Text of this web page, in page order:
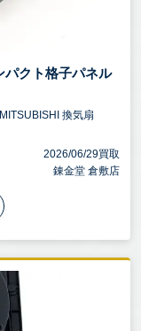
パクト格子パネル
換気扇
2026/06/29買取
錬金堂 倉敷店